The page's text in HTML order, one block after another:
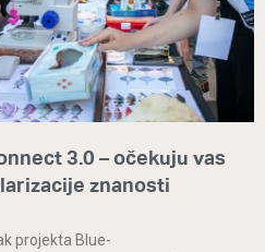
3.0 – očekuju vas
znanosti
projekta Blue-